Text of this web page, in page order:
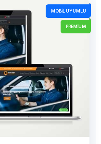
MOBIL UYUMLU
PREMIUM